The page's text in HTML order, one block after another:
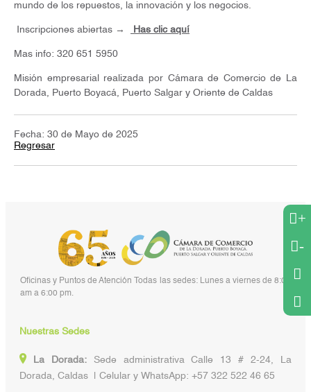
mundo de los repuestos, la innovación y los negocios.
Inscripciones abiertas → Has clic aquí
Mas info: 320 651 5950
Misión empresarial realizada por Cámara de Comercio de La
Dorada, Puerto Boyacá, Puerto Salgar y Oriente de Caldas
Fecha: 30 de Mayo de 2025
Regresar
+
-
Oficinas y Puntos de Atención Todas las sedes: Lunes a viernes de 8:00
am a 6:00 pm.
Nuestras Sedes
La Dorada:Sede administrativa Calle 13 # 2-24, La
Dorada, Caldas | Celular y WhatsApp: +57 322 522 46 65